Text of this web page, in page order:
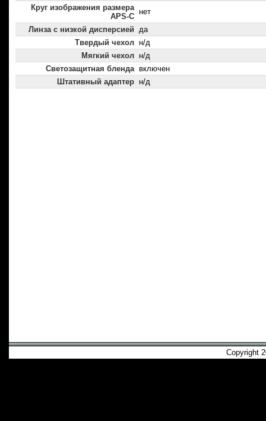
Круг изображения размера
APS-C
нет
Линза с низкой дисперсией да
Твердый чехол н/д
Мягкий чехол н/д
Светозащитная бленда включен
Штативный адаптер н/д
Copyright